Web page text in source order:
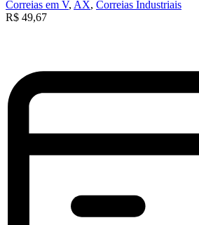
Correias em V, AX, Correias Industriais
R$ 49,67